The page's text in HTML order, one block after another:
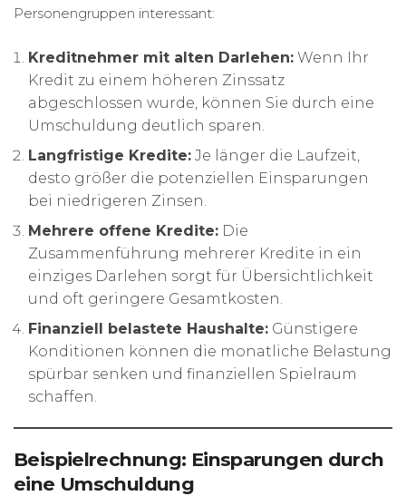
Personengruppen interessant:
Kreditnehmer mit alten Darlehen: Wenn Ihr
Kredit zu einem höheren Zinssatz
abgeschlossen wurde, können Sie durch eine
Umschuldung deutlich sparen.
Langfristige Kredite: Je länger die Laufzeit,
desto größer die potenziellen Einsparungen
bei niedrigeren Zinsen.
Mehrere offene Kredite: Die
Zusammenführung mehrerer Kredite in ein
einziges Darlehen sorgt für Übersichtlichkeit
und oft geringere Gesamtkosten.
Finanziell belastete Haushalte: Günstigere
Konditionen können die monatliche Belastung
spürbar senken und finanziellen Spielraum
schaffen.
Beispielrechnung: Einsparungen durch
eine Umschuldung